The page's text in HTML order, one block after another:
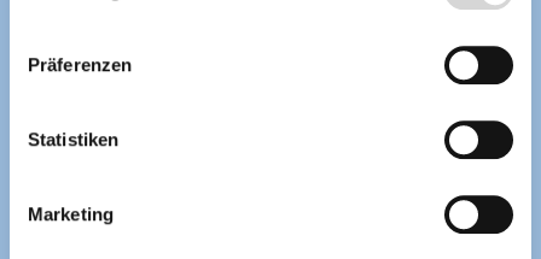
Präferenzen
Statistiken
Marketing